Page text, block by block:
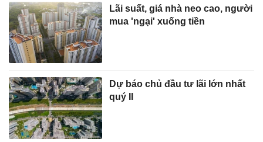
Lãi suất, giá nhà neo cao, người
mua 'ngại' xuống tiền
Dự báo chủ đầu tư lãi lớn nhất
quý II